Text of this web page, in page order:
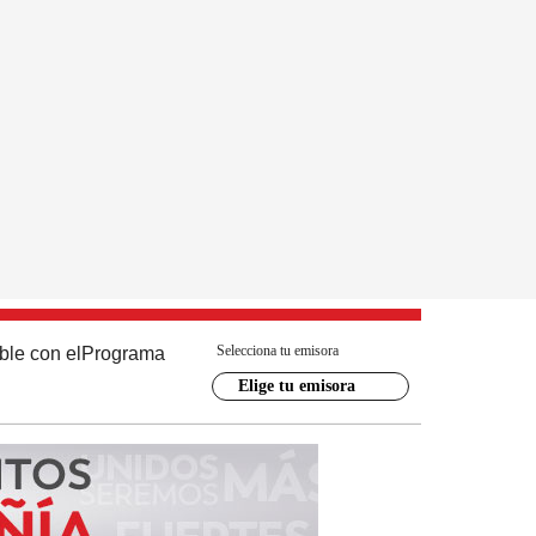
con el Programa Selecciona tu emisora
Elige tu emisora